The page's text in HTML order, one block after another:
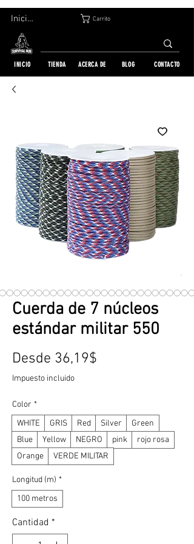
Carrito
Iniciar sesión
INICIO TIENDA ACERCA DE BLOG CONTACTO
Cuerda de 7 núcleos
estándar militar 550
Desde 36,19$
Impuesto incluido
Color *
WHITE
GRIS Red Silver
Green
Blue
Yellow NEGRO pink
rojo rosa
Orange
VERDE MILITAR
Longitud (m) *
100 metros
Cantidad *